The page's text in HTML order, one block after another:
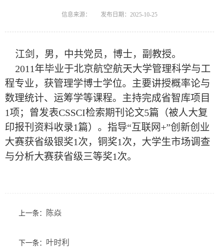
信息来源： 发布日期：2025-10-25
江剑，男，中共党员，博士，副教授。
2011年毕业于北京航空航天大学管理科学与工
程专业，获管理学博士学位。主要讲授概率论与
数理统计、运筹学等课程。主持完成省智库项目
1项；曾发表CSSCI检索期刊论文5篇（被人大复
印报刊资料收录1篇）。指导“互联网+”创新创业
大赛获省级银奖1次，铜奖1次，大学生市场调查
与分析大赛获省级三等奖1次。
上一条： 陈焱
下一条： 叶时利